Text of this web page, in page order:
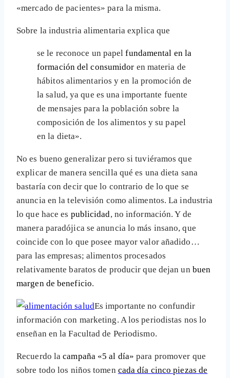
«mercado de pacientes» para la misma.
Sobre la industria alimentaria explica que
se le reconoce un papelfundamental en la
formación del consumidor en materia de
hábitos alimentarios y en la promoción de
la salud, ya que es una importante fuente
de mensajes para la población sobre la
composición de los alimentos y su papel
en la dieta».
No es bueno generalizar pero si tuviéramos que
explicar de manera sencilla qué es una dieta sana
bastaría con decir que lo contrario de lo que se
anuncia en la televisión como alimentos. La industria
lo que hace es publicidad, no información. Y de
manera paradójica se anuncia lo más insano, que
coincide con lo que posee mayor valor añadido…
para las empresas; alimentos procesados
relativamente baratos de producir que dejan un buen
margen de beneficio.
Es importante no confundir
información con marketing. A los periodistas nos lo
enseñan en la Facultad de Periodismo.
Recuerdo lacampaña «5 al día» para promover que
sobre todo los niños tomen cada día cinco piezas de